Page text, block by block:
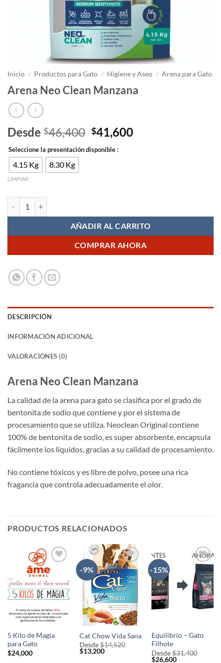
Inicio / Productos para Gato / Higiene y Aseo / Arena para Gato
Arena Neo Clean Manzana
Desde $46,400 El
precio
original
$41,600El
Seleccione la presentación disponible :
4.15 Kg 8.30 Kg
LIMPIAR
AÑADIR AL CARRITO
COMPRAR AHORA
DESCRIPCIÓN
INFORMACIÓN ADICIONAL
VALORACIONES (0)
Arena Neo Clean Manzana
La calidad de la arena para gato se clasifica por el grado de
bentonita de sodio que contiene y por el sistema de
procesamiento que se utiliza. Neoclean Original contiene
100% de bentonita de sodio, es super absorbente, encapsula
fácilmente los líquidos, gracias a su calidad de procesamiento.
No contiene tóxicos y es libre de polvo, posee una rica
fragancia que controla adecuadamente el olor.
PRODUCTOS RELACIONADOS
AÑADIR
A LA
LISTA
DE
5 Kilo de Magia
para Gato
$24,000
-9%
AÑADIR
A LA
LISTA
DE
DESEOS
Cat Chow Vida Sana
Desde$14,520
El
precio
$13,200El
-15%
AÑADIR
A LA
LISTA
DE
DESEOS
Equilibrio – Gato
Filhote
Desde$31,400
El
$26,600El